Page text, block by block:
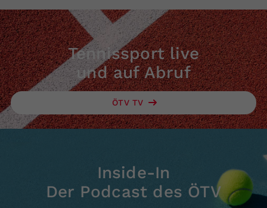
Tennissport live
und auf Abruf
ÖTV TV
Inside-In
Der Podcast des ÖTV